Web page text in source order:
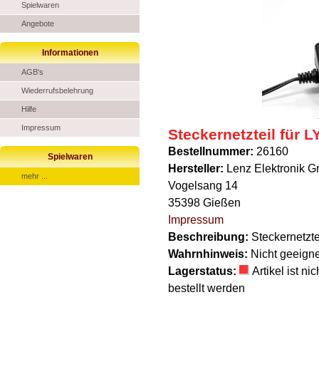
Spielwaren
Angebote
Informationen
AGB's
Wiederrufsbelehrung
Hilfe
Impressum
Spielwaren
mehr ...
Steckernetzteil für
Bestellnummer: 26160
Hersteller: Lenz Elektronik
Vogelsang 14
35398 Gießen
Impressum
Beschreibung:
Wahrnhinweis: Nicht
Lagerstatus:
Artikel ist
bestellt werden